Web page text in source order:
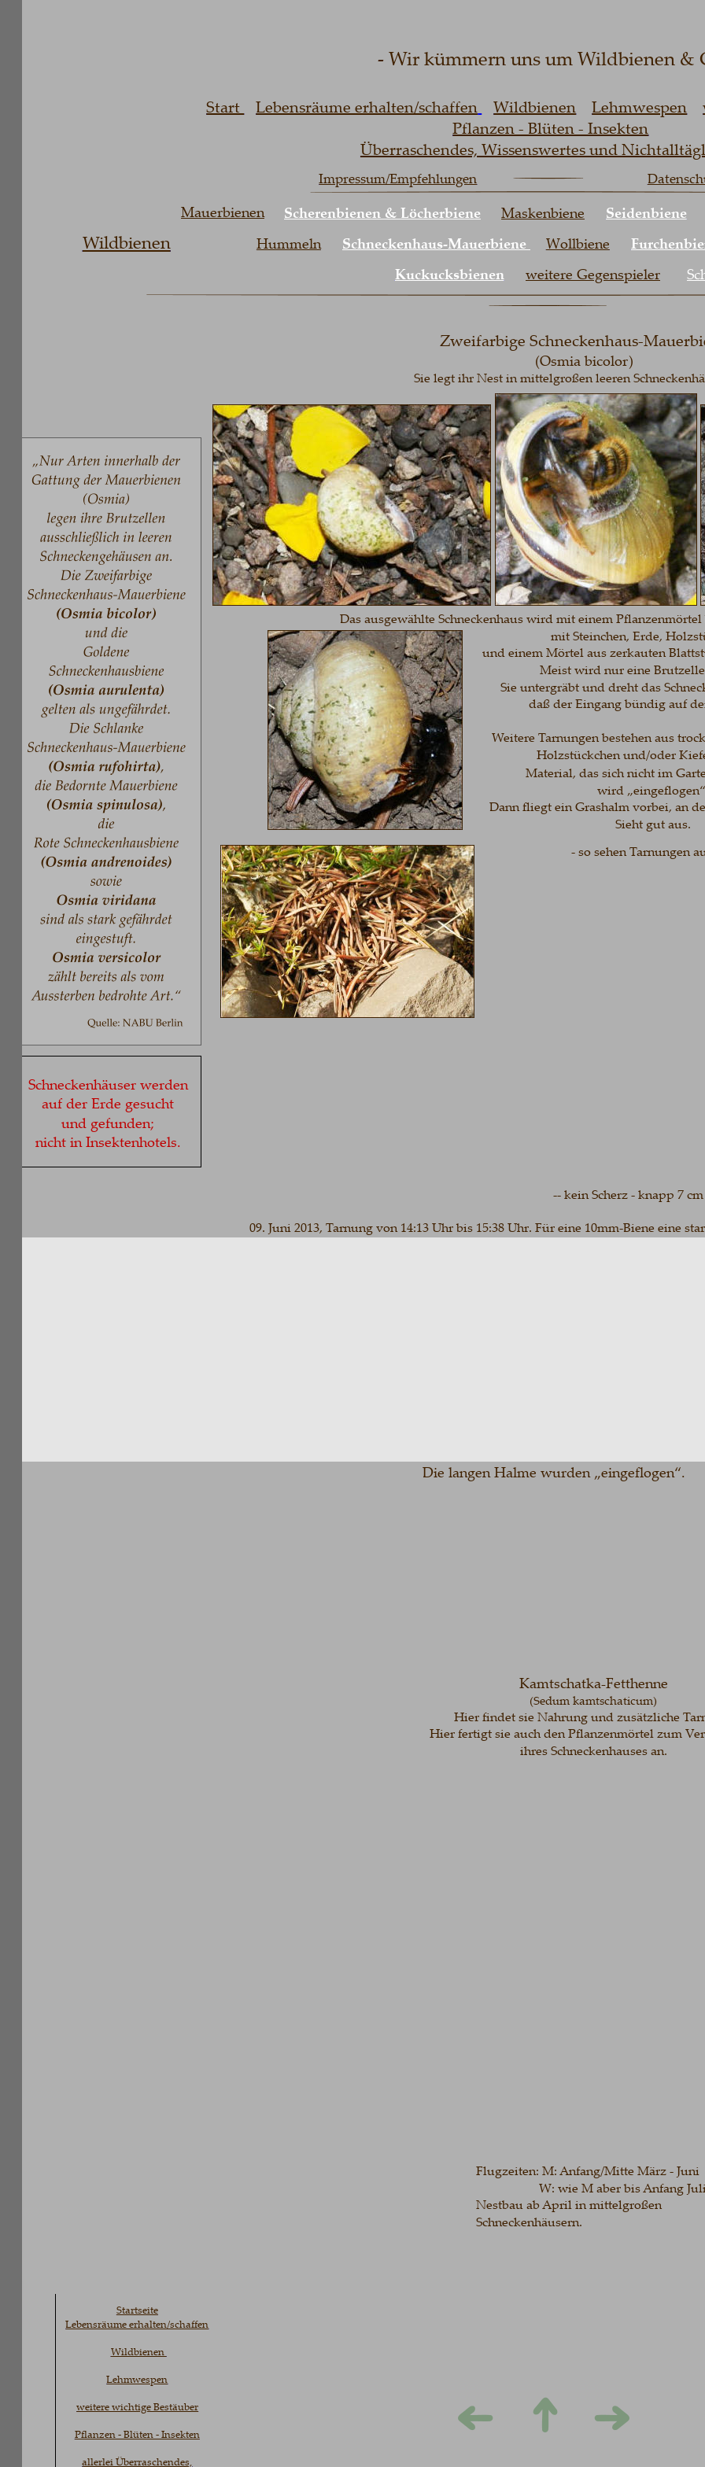
Zweifarbige Schneckenhaus-
(Osmia bicolor)
Sie legt ihr Nest in mittelgroßen leeren
Das ausgewählte Schneckenhaus wird mit einem Pflanzenmörtel
mit Steinchen, Erde,
und einem Mörtel aus zerkauten
Meist wird nur eine Brutzelle
Sie untergräbt und dreht das
daß der Eingang bündig auf der
Weitere Tarnungen bestehen aus
Holzstückchen und/oder
Material, das sich nicht im Garten
wird „eingeflogen“.
Dann fliegt ein Grashalm vorbei, an dem
Sieht gut aus.
-- kein Scherz - knapp 7 cm
Kamtschatka-Fetthenne
(Sedum kamtschaticum)
Hier findet sie Nahrung und zusätzliche
Hier fertigt sie auch den Pflanzenmörtel zum
ihres Schneckenhauses an.
Startseite
Lebensräume erhalten/schaffen
Wildbienen
Lehmwespen
weitere wichtige Bestäuber
Pflanzen - Blüten - Insekten
allerlei Überraschendes,
Flugzeiten: M: Anfang/Mitte März - Juni
                    W: wie M aber bis Anfang Juli
Nestbau ab April in mittelgroßen
Schneckenhäusern.
- so sehen Tarnungen aus  -
09. Juni 2013, Tarnung von 14:13 Uhr bis 15:38 Uhr. Für eine 10mm-Biene eine
Die langen Halme wurden „eingeflogen“.
- Wir kümmern uns um Wildbienen &
Start Lebensräume erhalten/schaffen Wildbienen Lehmwespen
Pflanzen - Blüten - Insekten
Überraschendes, Wissenswertes und
Impressum/Empfehlungen
Scherenbienen & Löcherbiene Maskenbiene Seidenbiene
Mauerbienen
Hummeln
Schneckenhaus-Mauerbiene
Wollbiene
Kuckucksbienen
weitere Gegenspieler
Wildbienen
Schneckenhäuser werden
auf der Erde gesucht
und gefunden;
nicht in Insektenhotels.